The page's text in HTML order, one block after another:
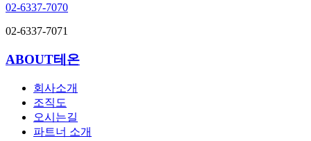
02-6337-7070
02-6337-7071
ABOUT테온
회사소개
조직도
오시는길
파트너 소개